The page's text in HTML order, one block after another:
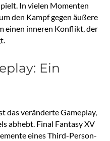
In vielen Momenten
den Kampf gegen äußere
einen inneren Konflikt, der
Ein
das veränderte Gameplay,
abhebt. Final Fantasy XV
eines Third-Person-